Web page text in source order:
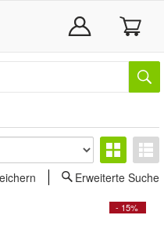
Erweiterte Suche
- 15%